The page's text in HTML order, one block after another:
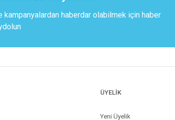
kampanyalardan haberdar olabilmek için haber
ÜYELİK
Yeni Üyelik